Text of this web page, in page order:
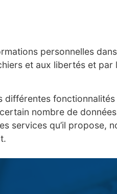
personnelles
et aux libertés et
différentes
nombre de
services qu’il propose,